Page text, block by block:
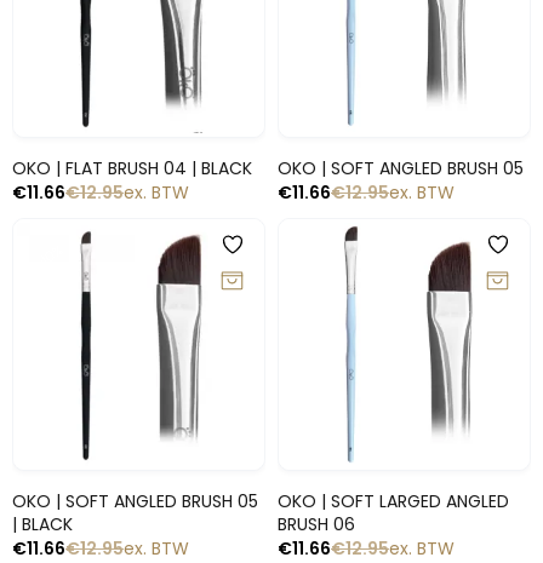
Snelle blik
OKO | FLAT BRUSH 04 | BLACK
€12.95
€11.66 ex. BTW
OKO | SOFT ANGLED BRUSH 05
€12.95
€11.66 ex. BTW
OKO | SOFT ANGLED BRUSH 05
| BLACK
€12.95
€11.66 ex. BTW
OKO | SOFT LARGED ANGLED
BRUSH 06
€12.95
€11.66 ex. BTW